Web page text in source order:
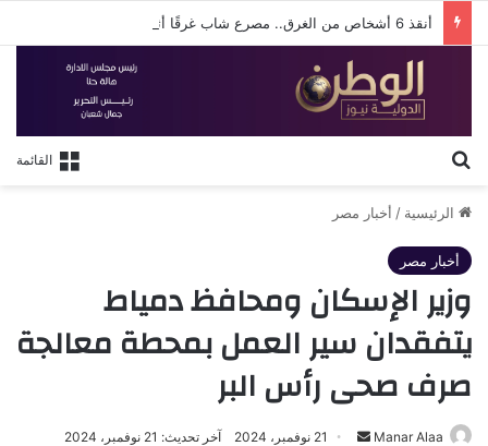
القائمة
الرئيسية / أخبار مصر
أخبار مصر
وزير الإسكان ومحافظ دمياط
يتفقدان سير العمل بمحطة معالجة
صرف صحى رأس البر
Manar Alaa
أرسل
21 نوفمبر، 2024 آخر تحديث: 21 نوفمبر، 2024